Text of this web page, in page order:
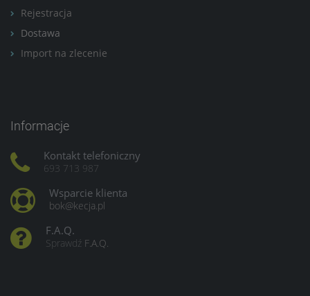
Rejestracja
Dostawa
Import na zlecenie
Informacje
Kontakt telefoniczny
693 713 987
Wsparcie klienta
bok@kecja.pl
F.A.Q.
Sprawdź F.A.Q.